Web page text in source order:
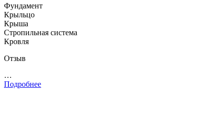
Фундамент
Крыльцо
Крыша
Стропильная система
Кровля
Отзыв
…
Подробнее